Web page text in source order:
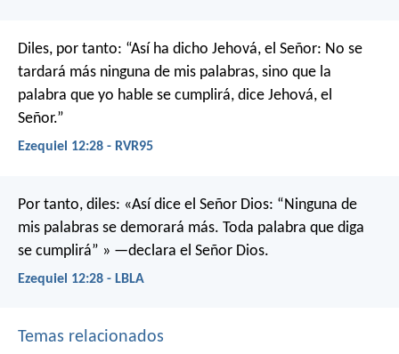
Diles, por tanto: “Así ha dicho Jehová, el Señor: No se
tardará más ninguna de mis palabras, sino que la
palabra que yo hable se cumplirá, dice Jehová, el
Señor.”
Ezequiel 12:28 - RVR95
Por tanto, diles: «Así dice el Señor Dios: “Ninguna de
mis palabras se demorará más. Toda palabra que diga
se cumplirá” » —declara el Señor Dios.
Ezequiel 12:28 - LBLA
Temas relacionados